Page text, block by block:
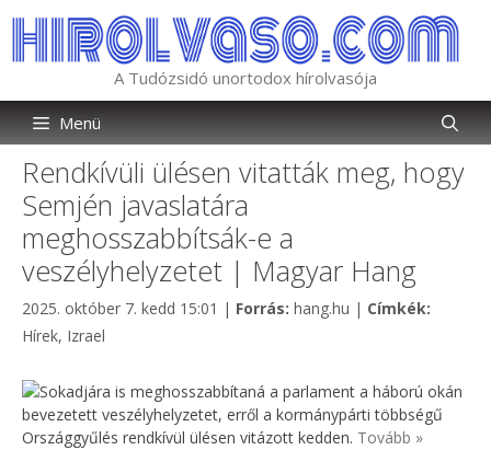
tartalomba
A Tudózsidó unortodox hírolvasója
Menü
Rendkívüli ülésen vitatták meg, hogy
Semjén javaslatára
meghosszabbítsák-e a
veszélyhelyzetet | Magyar Hang
2025. október 7. kedd 15:01 | Forrás: Kategória
hang.hu | Címkék:
Hírek, Izrael
Sokadjára is meghosszabbítaná a parlament a háború okán
bevezetett veszélyhelyzetet, erről a kormánypárti többségű
Országgyűlés rendkívül ülésen vitázott kedden. Tovább »